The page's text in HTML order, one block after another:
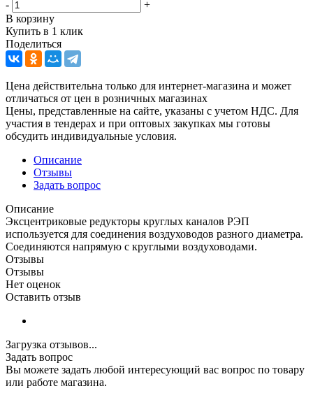
-
+
В корзину
Купить в 1 клик
Поделиться
Цена действительна только для интернет-магазина и может
отличаться от цен в розничных магазинах
Цены, представленные на сайте, указаны с учетом НДС. Для
участия в тендерах и при оптовых закупках мы готовы
обсудить индивидуальные условия.
Описание
Отзывы
Задать вопрос
Описание
Эксцентриковые редукторы круглых каналов РЭП
используется для соединения воздуховодов разного диаметра.
Соединяются напрямую с круглыми воздуховодами.
Отзывы
Отзывы
Нет оценок
Оставить отзыв
Загрузка отзывов...
Задать вопрос
Вы можете задать любой интересующий вас вопрос по товару
или работе магазина.